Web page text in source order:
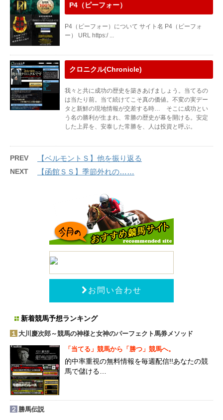
P4（ピーフォー）
P4（ピーフォー）について サイト名 P4（ピーフォ
ー） URL https:/ ...
クロニクル(Chronicle)
我々と共に成功の歴史を築きあげましょう。当てるの
は当たり前。当て続けてこそ真の価値。不変の実デー
タと新鮮の現地情報が交差する時… そこに成功とい
う名の勝利が生まれ、常勝の歴史が幕を開ける。安定
した上昇を、安泰した常勝を、人は投資と呼ぶ。
PREV 【ベルモントＳ】他を振り返る
NEXT 【函館ＳＳ】季節外れの……
お問い合わせ
新着競馬予想ランキング
１ 大川慶次郎～競馬の神様と女神のパーフェクト馬券メソッド
「当てる」競馬から「勝つ」競馬へ。
的中率重視の無料情報を毎週配信!!あなたの競
馬で儲ける…
２ 勝馬伝説